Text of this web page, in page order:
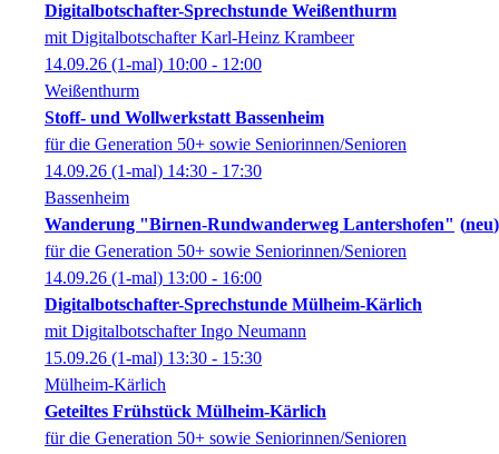
Digitalbotschafter-Sprechstunde Weißenthurm
mit Digitalbotschafter Karl-Heinz Krambeer
14.09.26 (1-mal) 10:00 - 12:00
Weißenthurm
Stoff- und Wollwerkstatt Bassenheim
für die Generation 50+ sowie Seniorinnen/Senioren
14.09.26 (1-mal) 14:30 - 17:30
Bassenheim
Wanderung "Birnen-Rundwanderweg Lantershofen"
neu
für die Generation 50+ sowie Seniorinnen/Senioren
14.09.26 (1-mal) 13:00 - 16:00
Digitalbotschafter-Sprechstunde Mülheim-Kärlich
mit Digitalbotschafter Ingo Neumann
15.09.26 (1-mal) 13:30 - 15:30
Mülheim-Kärlich
Geteiltes Frühstück Mülheim-Kärlich
für die Generation 50+ sowie Seniorinnen/Senioren